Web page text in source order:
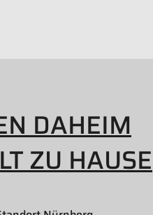
DAHEIM
ZU HAUSE